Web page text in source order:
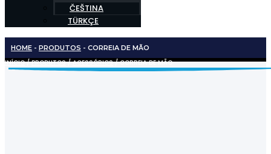
ČEŠTINA
TÜRKÇE
HOME - PRODUTOS - CORREIA DE MÃO
INÍCIO/PRODUTOS/ACESSÓRIOS/ CORREIA DE MÃO